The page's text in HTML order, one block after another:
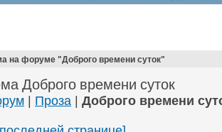
на форуме "Доброго времени суток"
Доброго времени суток
Проза Доброго времени